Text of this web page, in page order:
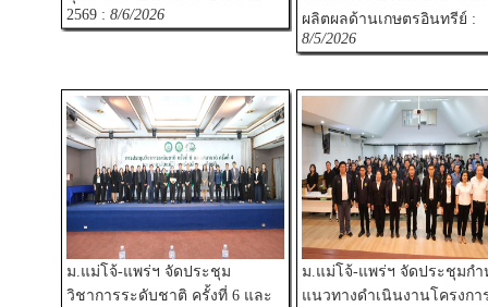
2569 : 8/6/2026
ผลิตผลด้านเกษตรอินทรีย์ :
8/5/2026
ม.แม่โจ้-แพร่ฯ จัดประชุม
วิชาการระดับชาติ ครั้งที่ 6 และ
ม.แม่โจ้-แพร่ฯ จัดประชุมก
แนวทางดำเนินงานโครงกา